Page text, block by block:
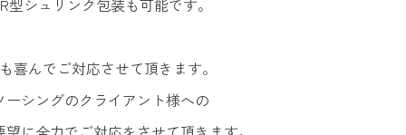
シュリンク包装も可能です。
んでご対応させて頂きます。
シングのクライアント様への